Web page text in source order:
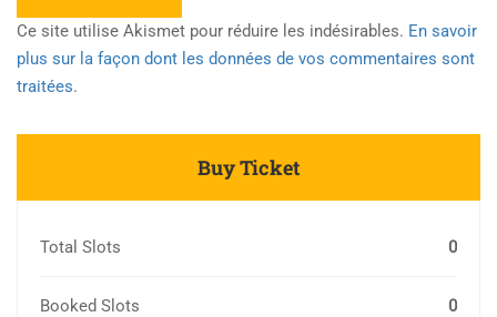
Ce site utilise Akismet pour réduire les indésirables. En savoir
plus sur la façon dont les données de vos commentaires sont
traitées.
Buy Ticket
Total Slots 0
Booked Slots 0